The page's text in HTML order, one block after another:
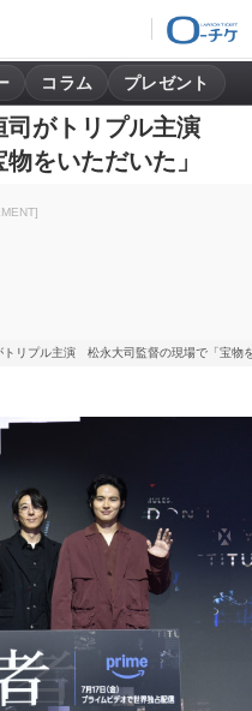
コラム プレゼント
司がトリプル主演
をいただいた」
トリプル主演 松永大司監督の現場で「宝物